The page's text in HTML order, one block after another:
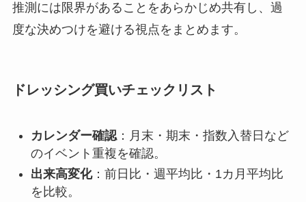
推測には限界があることをあらかじめ共有し、過
度な決めつけを避ける視点をまとめます。
ドレッシング買いチェックリスト
カレンダー確認：月末・期末・指数入替日など
のイベント重複を確認。
出来高変化：前日比・週平均比・1カ月平均比
を比較。